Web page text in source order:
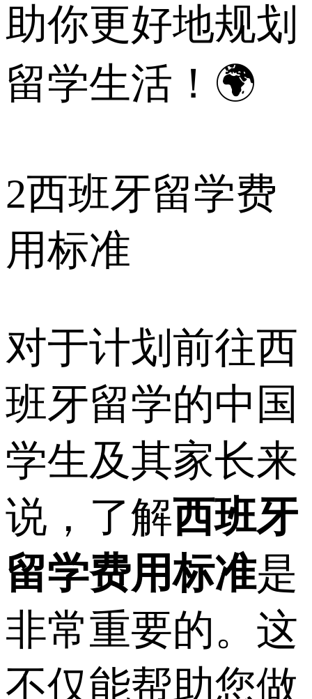
助你更好地规划
留学生活！🌍
2西班牙留学费
用标准
对于计划前往西
班牙留学的中国
学生及其家长来
说，了解西班牙
留学费用标准是
非常重要的。这
不仅能帮助您做